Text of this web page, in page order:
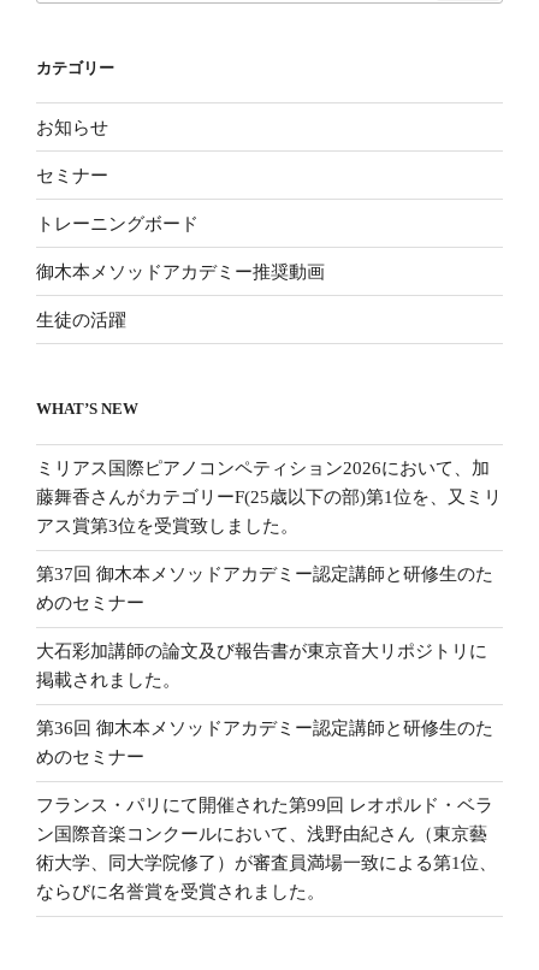
カテゴリー
お知らせ
セミナー
トレーニングボード
御木本メソッドアカデミー推奨動画
生徒の活躍
WHAT’S NEW
ミリアス国際ピアノコンペティション2026において、加
藤舞香さんがカテゴリーF(25歳以下の部)第1位を、又ミリ
アス賞第3位を受賞致しました。
第37回 御木本メソッドアカデミー認定講師と研修生のた
めのセミナー
大石彩加講師の論文及び報告書が東京音大リポジトリに
掲載されました。
第36回 御木本メソッドアカデミー認定講師と研修生のた
めのセミナー
フランス・パリにて開催された第99回 レオポルド・ベラ
ン国際音楽コンクールにおいて、浅野由紀さん（東京藝
術大学、同大学院修了）が審査員満場一致による第1位、
ならびに名誉賞を受賞されました。